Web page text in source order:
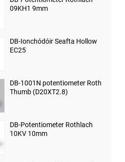
09KH1 9mm
DB-Ionchódóir Seafta Hollow
EC25
DB-1001N potentiometer Roth
Thumb (D20XT2.8)
DB-Potentiometer Rothlach
10KV 10mm